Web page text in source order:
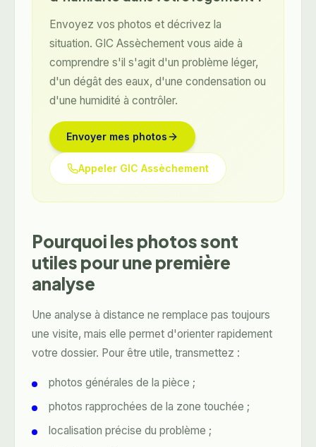
Envoyez vos photos et décrivez la
situation. GIC Assèchement vous aide à
comprendre s'il s'agit d'un problème léger,
d'un dégât des eaux, d'une condensation ou
d'une humidité à contrôler.
Envoyer mes photos
Appeler GIC Assèchement
Pourquoi les photos sont
utiles pour une première
analyse
Une analyse à distance ne remplace pas toujours
une visite, mais elle permet d'orienter rapidement
votre dossier. Pour être utile, transmettez :
photos générales de la pièce ;
photos rapprochées de la zone touchée ;
localisation précise du problème ;